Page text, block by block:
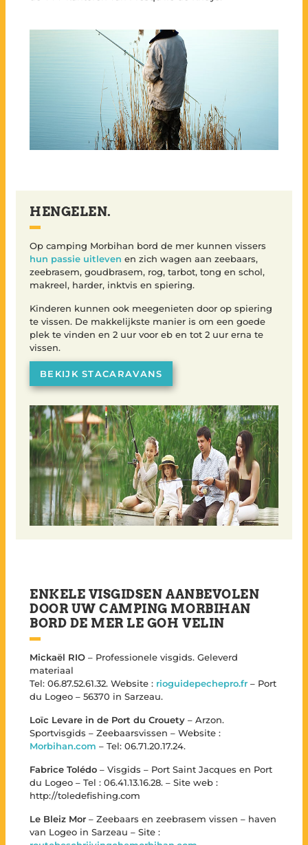
HENGELEN.
Op camping Morbihan bord de mer kunnen vissers
hun passie uitleven en zich wagen aan zeebaars,
zeebrasem, goudbrasem, rog, tarbot, tong en schol,
makreel, harder, inktvis en spiering.
Kinderen kunnen ook meegenieten door op spiering
te vissen. De makkelijkste manier is om een goede
plek te vinden en 2 uur voor eb en tot 2 uur erna te
vissen.
BEKIJK STACARAVANS
ENKELE VISGIDSEN AANBEVOLEN
DOOR UW CAMPING MORBIHAN
BORD DE MER LE GOH VELIN
Mickaël RIO – Professionele visgids. Geleverd
materiaal
Tel: 06.87.52.61.32. Website : rioguidepechepro.fr – Port
du Logeo – 56370 in Sarzeau.
Loïc Levare in de Port du Crouety – Arzon.
Sportvisgids – Zeebaarsvissen – Website :
Morbihan.com – Tel: 06.71.20.17.24.
Fabrice Tolédo – Visgids – Port Saint Jacques en Port
du Logeo – Tel : 06.41.13.16.28. – Site web :
http://toledefishing.com
Le Bleiz Mor – Zeebaars en zeebrasem vissen – haven
van Logeo in Sarzeau – Site :